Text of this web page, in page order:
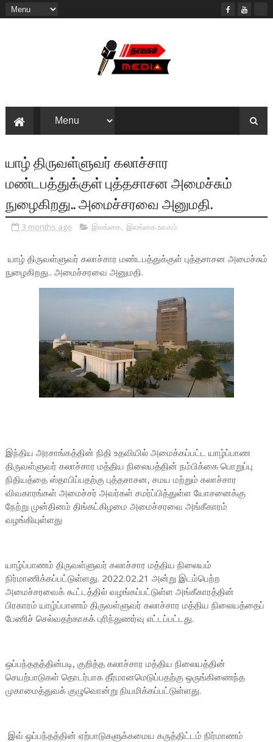
யாழ் திருவள்ளுவர் கலாச்சார
மண்டபத்துக்குள் புத்தசாசன அமைச்சும்
நுழைகிறது.. அமைச்சரவை அனுமதி.
3 months ago இலங்கை, இலங்கை.உலகம்
யாழ் திருவள்ளுவர் கலாச்சார மண்டபத்துக்குள் புத்தசாசன அமைச்சும்
நுழைகிறது.. அமைச்சரவை அனுமதி.
இந்திய அரசாங்கத்தின் நிதி உதவியில் அமைக்கப்பட்ட யாழ்ப்பாண
திருவள்ளுவர் கலாச்சார மத்திய நிலையத்தின் நம்பிக்கை பொறுப்பு
நிதியத்தை ஸ்தாபிப்பதற்கு புத்தசாசன, சமய மற்றும் கலாச்சார
விவகாரங்கள் அமைச்சர் அவர்கள் சமர்ப்பித்துள்ள யோசனைக்கு
நேற்று முன்தினம் திங்கட்கிழமை அமைச்சரவை அங்கீகாரம்
வழங்கியுள்ளது
யாழ்ப்பாணம் திருவள்ளுவர் கலாச்சார மத்திய நிலையம்
நிர்மாணிக்கப்பட்டுள்ளது. 2022.02.21 அன்று இடம்பெற்ற
அமைச்சரவைக் கூட்டத்தில் வழங்கப்பட்டுள்ள அங்கீகாரத்தின்
பிரகாரம் யாழ்ப்பாணம் திருவள்ளுவர் கலாச்சார மத்திய நிலையத்தைப்
பேணிச் செல்வதற்காகக் புரிந்துணர்வு எட்டப்பட்டது.
ஒப்பந்ததத்தின்படி, குறித்த கலாச்சார மத்திய நிலையத்தின்
செயற்பாடுகள் தொடர்பாக தீர்மானமெடுப்பதற்கு ஒருங்கிணைந்த
முகாமைத்துவக் குழுவொன்று நியமிக்கப்பட்டுள்ளது.
இவ் ஒப்பந்தத்தின் ஏற்பாடுகளுக்கமைய கருத்திட்டம் நிர்மாணம்